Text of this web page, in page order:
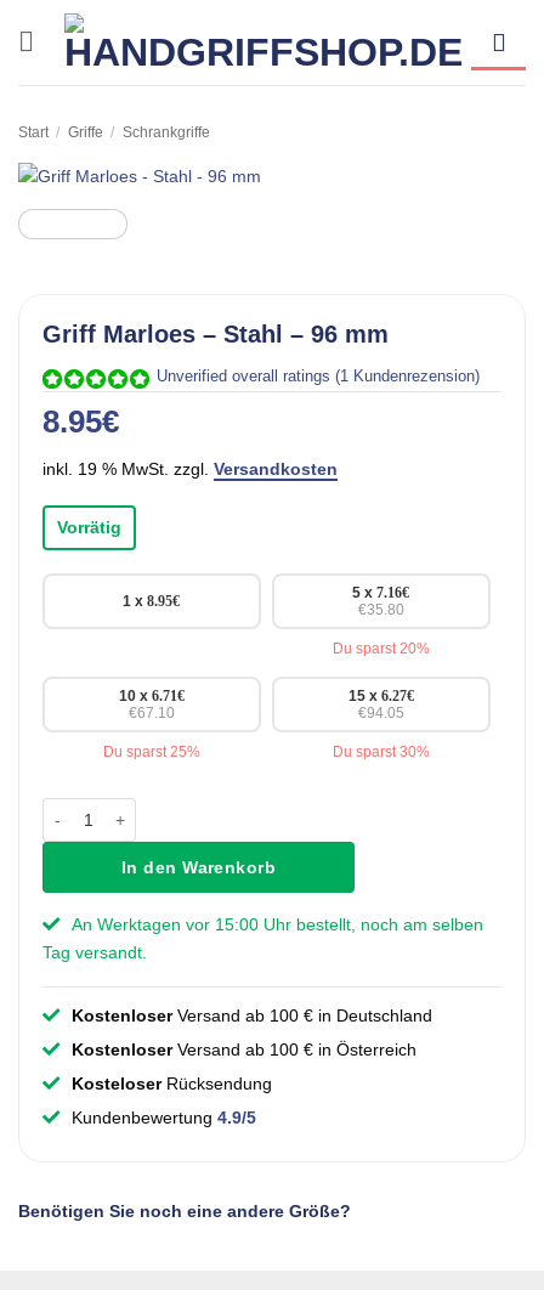
Start / Griffe / Schrankgriffe
Griff Marloes – Stahl – 96 mm
Bewertet mit
5.00von 5,
auf
1
Kundenbewertung
Unverified overall ratings (1 Kundenrezension)
8.95€
inkl. 19 % MwSt. zzgl. Versandkosten
Vorrätig
1 x8.95€
5 x7.16€
€35.80
Du sparst 20%
10 x 6.71€
€67.10
Du sparst 25%
15 x 6.27€
€94.05
Du sparst 30%
In den Warenkorb
An Werktagen vor 15:00 Uhr bestellt, noch am selben
Tag versandt.
KostenloserVersand ab 100 € in Deutschland
KostenloserVersand ab 100 € in Österreich
Kosteloser Rücksendung
Kundenbewertung 4.9/5
Benötigen Sie noch eine andere Größe?